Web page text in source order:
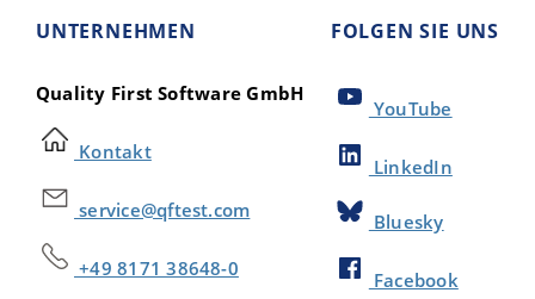
UNTERNEHMEN
Quality First Software GmbH
Kontakt
service@qftest.com
+49 8171 38648-0
FOLGEN SIE UNS
YouTube
LinkedIn
Bluesky
Facebook